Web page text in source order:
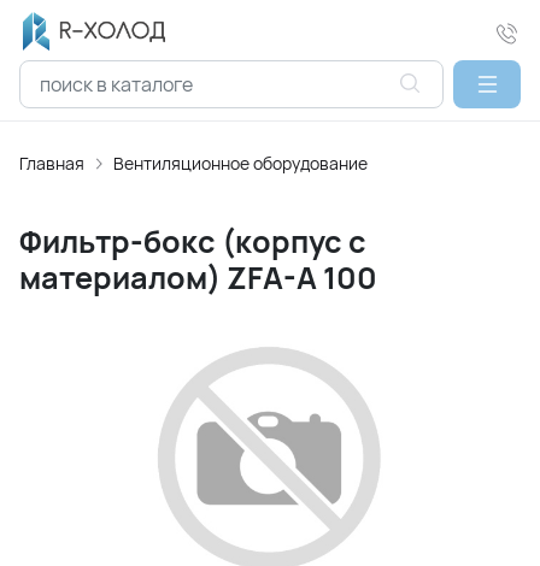
Главная Вентиляционное оборудование
Фильтр-бокс (корпус с
материалом) ZFA-A 100